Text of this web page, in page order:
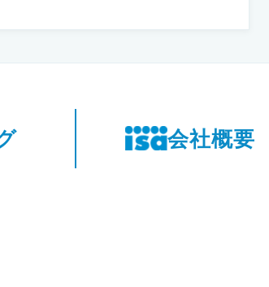
会社概要